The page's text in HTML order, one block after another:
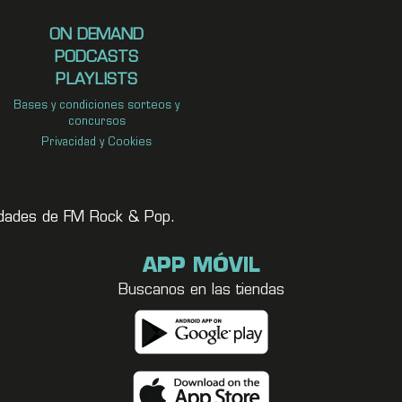
ON DEMAND
PODCASTS
PLAYLISTS
Bases y condiciones sorteos y
concursos
Privacidad y Cookies
de FM Rock & Pop.
APP MÓVIL
Buscanos en las tiendas